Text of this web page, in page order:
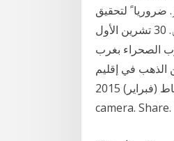
ﺿﺮﻭﺭﻳﺎﹰ ﻟﺘﺤﻘﻴﻖ
ﺍﻷﻫﺪﺍﻑ ﺎﺟﺔ ﺇﱃ ﺗﺪﻋﻴﻢ ﺇﺳﻬﺎﻡ ﺍﻻﺳﺘﺜﻤﺎﺭ ﰲ ﺍﻟﻨﻤﻮ ﻣﻦ ﺧﻼﻝ ﺯﻳﺎﺩﺓ ﻣﻌﺪﻻﺕ ﺍﻻﺳﺘﺜﻤﺎﺭ، ﻭﲢﺴﲔ. 30 تشرين الأول
جنوب الصحراء بغرب
الذهب في إقليم
الساحل البوركي 25 شباط (فبراير) 2015 Your browser can't play this video. Learn more. Switch
camera.